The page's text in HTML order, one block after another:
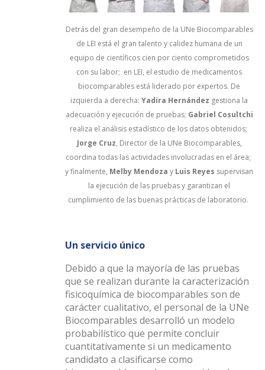
Detrás del gran desempeño de la UNe Biocomparables
de LEI está el gran talento y calidez humana de un
equipo de científicos cien por ciento comprometidos
con su labor; en LEI, el estudio de medicamentos
biocomparables está liderado por expertos. De
izquierda a derecha: Yadira Hernández gestiona la
adecuación y ejecución de pruebas; Gabriel Cosultchi
realiza el análisis estadístico de los datos obtenidos;
Jorge Cruz, Director de la UNe Biocomparables,
coordina todas las actividades involucradas en el área;
y finalmente, Melby Mendoza y Luis Reyes supervisan
la ejecución de las pruebas y garantizan el
cumplimiento de las buenas prácticas de laboratorio.
Un servicio único
Debido a que la mayoría de las pruebas
que se realizan durante la caracterización
fisicoquímica de biocomparables son de
carácter cualitativo, el personal de la UNe
Biocomparables desarrolló un modelo
probabilístico que permite concluir
cuantitativamente si un medicamento
candidato a clasificarse como